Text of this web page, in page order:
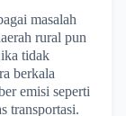
masalah
rural pun
tidak
berkala
emisi seperti
transportasi.